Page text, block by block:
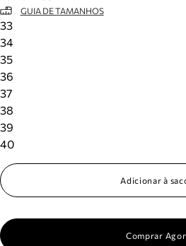
GUIA DE TAMANHOS
33
34
35
36
37
38
39
40
Adicionar à
Comprar